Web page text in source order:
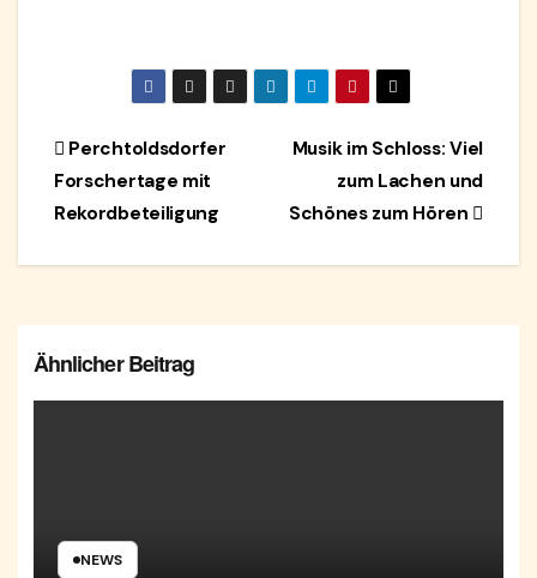
BeitragsnavigationMusik im Schloss: Viel
zum Lachen und
Schönes zum Hören
Perchtoldsdorfer
Forschertage mit
Rekordbeteiligung
Ähnlicher Beitrag
NEWS